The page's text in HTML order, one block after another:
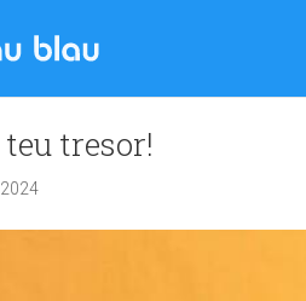
tresor!